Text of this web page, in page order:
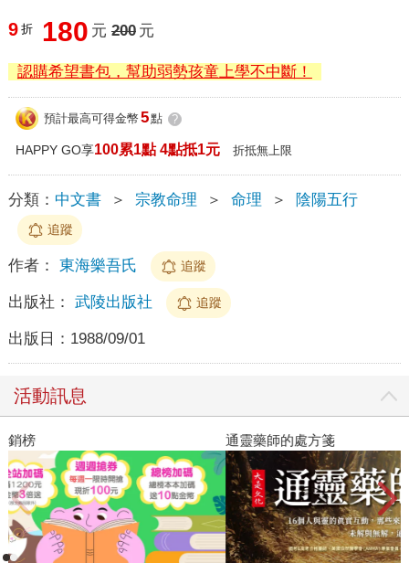
9 折 180 元 200 元
認購希望書包，幫助弱勢孩童上學不中斷！
預計最高可得金幣 5點 ?
HAPPY GO享100累1點 4點抵1元 折抵無上限
分類： 中文書 ＞ 宗教命理 ＞ 命理 ＞ 陰陽五行
追蹤
作者： 東海樂吾氏 追蹤
出版社： 武陵出版社 追蹤
出版日： 1988/09/01
活動訊息
閱讀漫遊錄-2026上半年暢銷榜